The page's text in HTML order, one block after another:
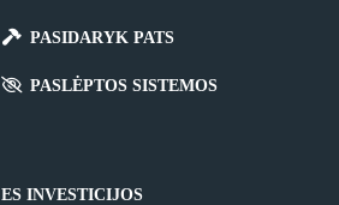
PASIDARYK PATS
PASLĖPTOS SISTEMOS
ES INVESTICIJOS